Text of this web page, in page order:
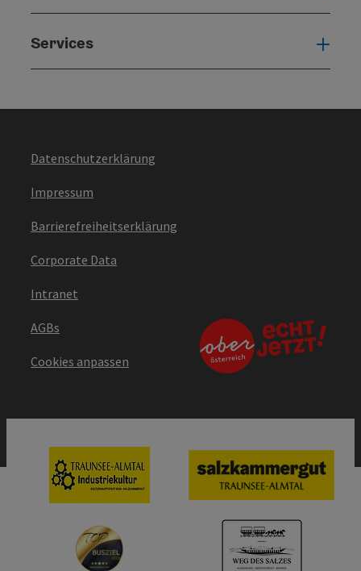
Services
Datenschutzerklärung
Impressum
Barrierefreiheitserklärung
Corporate Data
Intranet
AGBs
Cookies anpassen